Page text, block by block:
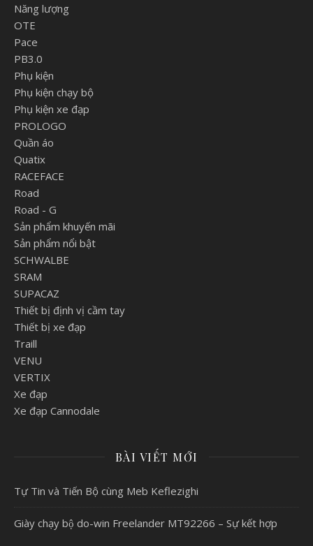
Năng lượng
OTE
Pace
PB3.0
Phụ kiện
Phụ kiện chạy bộ
Phụ kiện xe đạp
PROLOGO
Quần áo
Quatix
RACEFACE
Road
Road - G
Sản phẩm khuyến mãi
Sản phẩm nổi bật
SCHWALBE
SRAM
SUPACAZ
Thiết bị định vị cầm tay
Thiết bị xe đạp
Traill
VENU
VERTIX
Xe đạp
Xe đạp Cannodale
BÀI VIẾT MỚI
Tự Tin và Tiến Bộ cùng Meb Keflezighi
Giày chạy bộ do-win Freelander MT92266 – Sự kết hợp